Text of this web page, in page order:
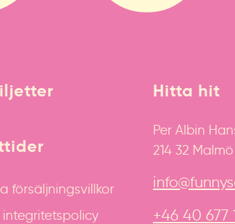
försäljningsvillkor
integritetspolicy
Hitta hit
Per Albin
214 32 Malmö
+46 40 677